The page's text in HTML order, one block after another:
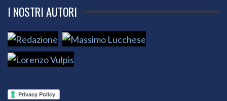
I NOSTRI AUTORI